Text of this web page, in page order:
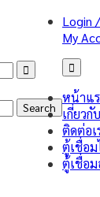
Search
Login
My
หน้าแ
เกี่ยวกั
ติดต่อเ
ตู้เชื่อ
ตู้เชื่อ